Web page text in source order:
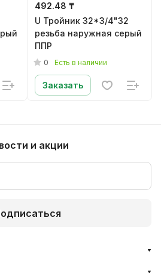
492.48 ₸
U Тройник 32*3/4"32
резьба наружная серый
ППР
0 Есть в наличии
Заказать
и акции